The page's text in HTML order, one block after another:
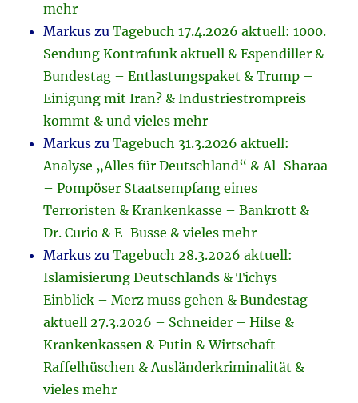
mehr
Markus zuTagebuch 17.4.2026 aktuell: 1000.
Sendung Kontrafunk aktuell & Espendiller &
Bundestag – Entlastungspaket & Trump –
Einigung mit Iran? & Industriestrompreis
kommt & und vieles mehr
Markus zuTagebuch 31.3.2026 aktuell:
Analyse „Alles für Deutschland“ & Al-Sharaa
– Pompöser Staatsempfang eines
Terroristen & Krankenkasse – Bankrott &
Dr. Curio & E-Busse & vieles mehr
Markus zuTagebuch 28.3.2026 aktuell:
Islamisierung Deutschlands & Tichys
Einblick – Merz muss gehen & Bundestag
aktuell 27.3.2026 – Schneider – Hilse &
Krankenkassen & Putin & Wirtschaft
Raffelhüschen & Ausländerkriminalität &
vieles mehr